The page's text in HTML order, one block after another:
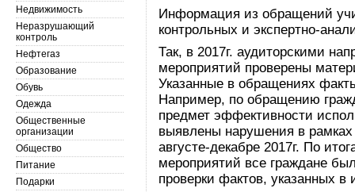
Информация из обращений
контрольных и экспертно-
Так, в 2017г. аудиторскими
мероприятий проверены
Указанные в обращениях
Например, по обращению
предмет эффективности
выявлены нарушения в
августе-декабре 2017г. По
мероприятий все граждане
проверки фактов, указанных
Недвижимость
Неразрушающий
контроль
Нефтегаз
Образование
Обувь
Одежда
Общественные
организации
Общество
Питание
Подарки